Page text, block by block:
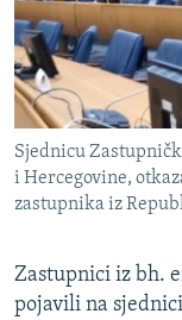
SPECIJALI RSE
VIŠE OD NASLOVA
GENOCID U
POPLAVE I KLIZIŠTA
TV LIBERTY
MOJA EVROPA
PRATITE NAS
Sve RFE/RL
Sjednicu
i Hercegovine,
zastupnika iz
Zastupnici iz bh.
pojavili na